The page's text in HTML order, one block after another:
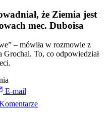
że Ziemia jest
mec. Duboisa
– mówiła w rozmowie z
Grochal. To, co odpowiedział
E-mail